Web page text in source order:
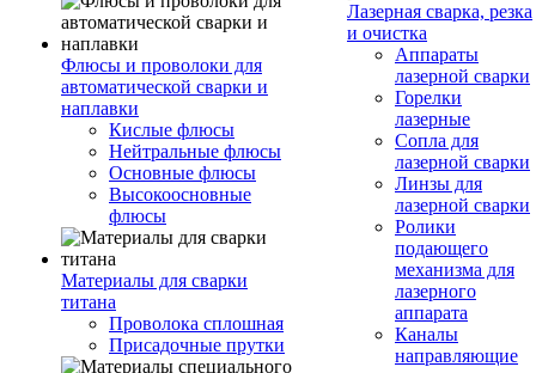
Флюсы и проволоки для
автоматической сварки и
наплавки
Кислые флюсы
Нейтральные флюсы
Основные флюсы
Высокоосновные
флюсы
Материалы для сварки
титана
Проволока сплошная
Присадочные прутки
Лазерная сварка, резка
и очистка
Аппараты
лазерной сварки
Горелки
лазерные
Сопла для
лазерной сварки
Линзы для
лазерной сварки
Ролики
подающего
механизма для
лазерного
аппарата
Каналы
направляющие